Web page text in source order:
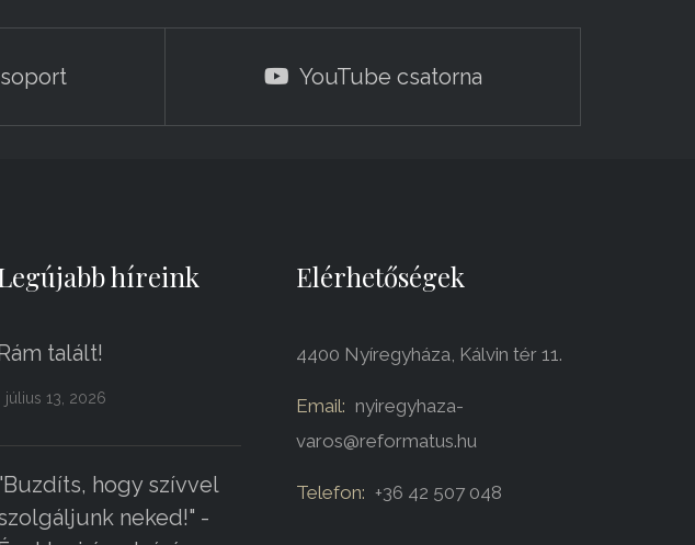
YouTube csatorna
híreink
talált!
július 13, 2026
hogy szívvel
neked!" -
Elérhetőségek
4400 Nyíregyháza, Kálvin tér 11.
Email: nyiregyhaza-
varos@reformatus.hu
Telefon: +36 42 507 048